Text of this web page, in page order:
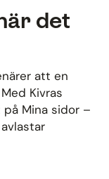
det
att en
Kivras
Mina sidor –